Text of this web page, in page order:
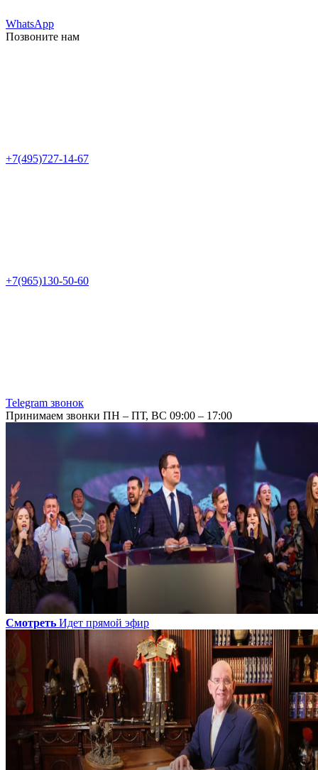
WhatsApp
Позвоните нам
+7(495)727-14-67
+7(965)130-50-60
Telegram звонок
Принимаем звонки ПН – ПТ, ВС 09:00 – 17:00
Смотреть Идет прямой эфир